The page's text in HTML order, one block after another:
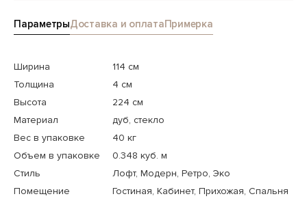
ПараметрыДоставка и оплатаПримерка
Ширина
114 см
Толщина
4 см
Высота
224 см
Материал
дуб, стекло
Вес в упаковке
40 кг
Объем в упаковке
0.348 куб. м
Стиль
Лофт, Модерн, Ретро, Эко
Помещение
Гостиная, Кабинет, Прихожая, Спальня